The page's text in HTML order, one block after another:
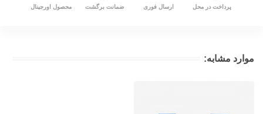
پرداخت در محل ارسال فوری ضمانت برگشت محصول اورجینال
موارد مشابه: